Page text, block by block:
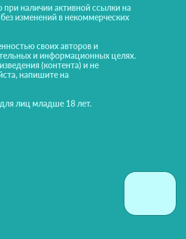
при наличии активной ссылки на
изменений в некоммерческих
своих авторов и
и информационных целях.
(контента) и не
напишите на
лиц младше 18 лет.